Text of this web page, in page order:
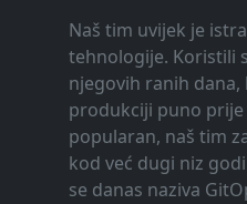
Naš tim uvijek je
tehnologije. Koristili
njegovih ranih
produkciji puno
popularan, naš tim
kod već dugi niz
se danas naziva